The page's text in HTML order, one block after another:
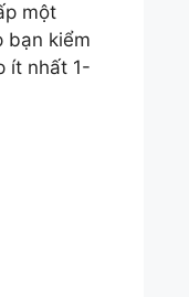
một
bạn kiểm
ít nhất 1-